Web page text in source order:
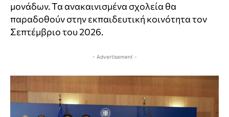
μονάδων. Τα ανακαινισμένα σχολεία θα
παραδοθούν στην εκπαιδευτική κοινότητα τον
Σεπτέμβριο του 2026.
- Advertisement -